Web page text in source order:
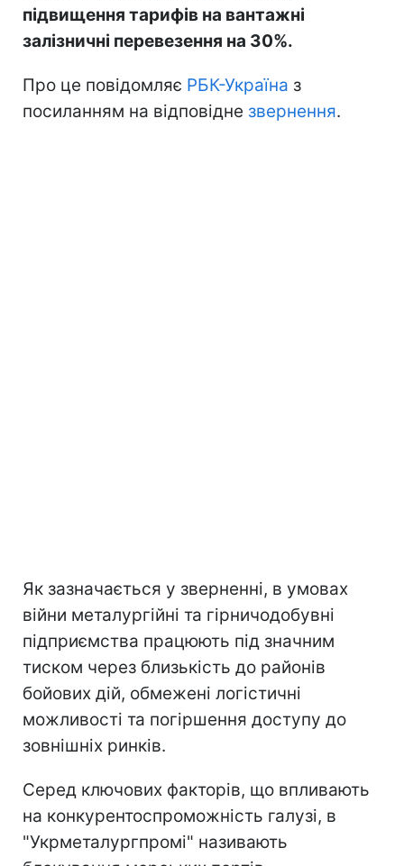
підвищення тарифів на вантажні
залізничні перевезення на 30%.
Про це повідомляє РБК-Україна з
посиланням на відповідне звернення.
Як зазначається у зверненні, в умовах
війни металургійні та гірничодобувні
підприємства працюють під значним
тиском через близькість до районів
бойових дій, обмежені логістичні
можливості та погіршення доступу до
зовнішніх ринків.
Серед ключових факторів, що впливають
на конкурентоспроможність галузі, в
"Укрметалургпромі" називають